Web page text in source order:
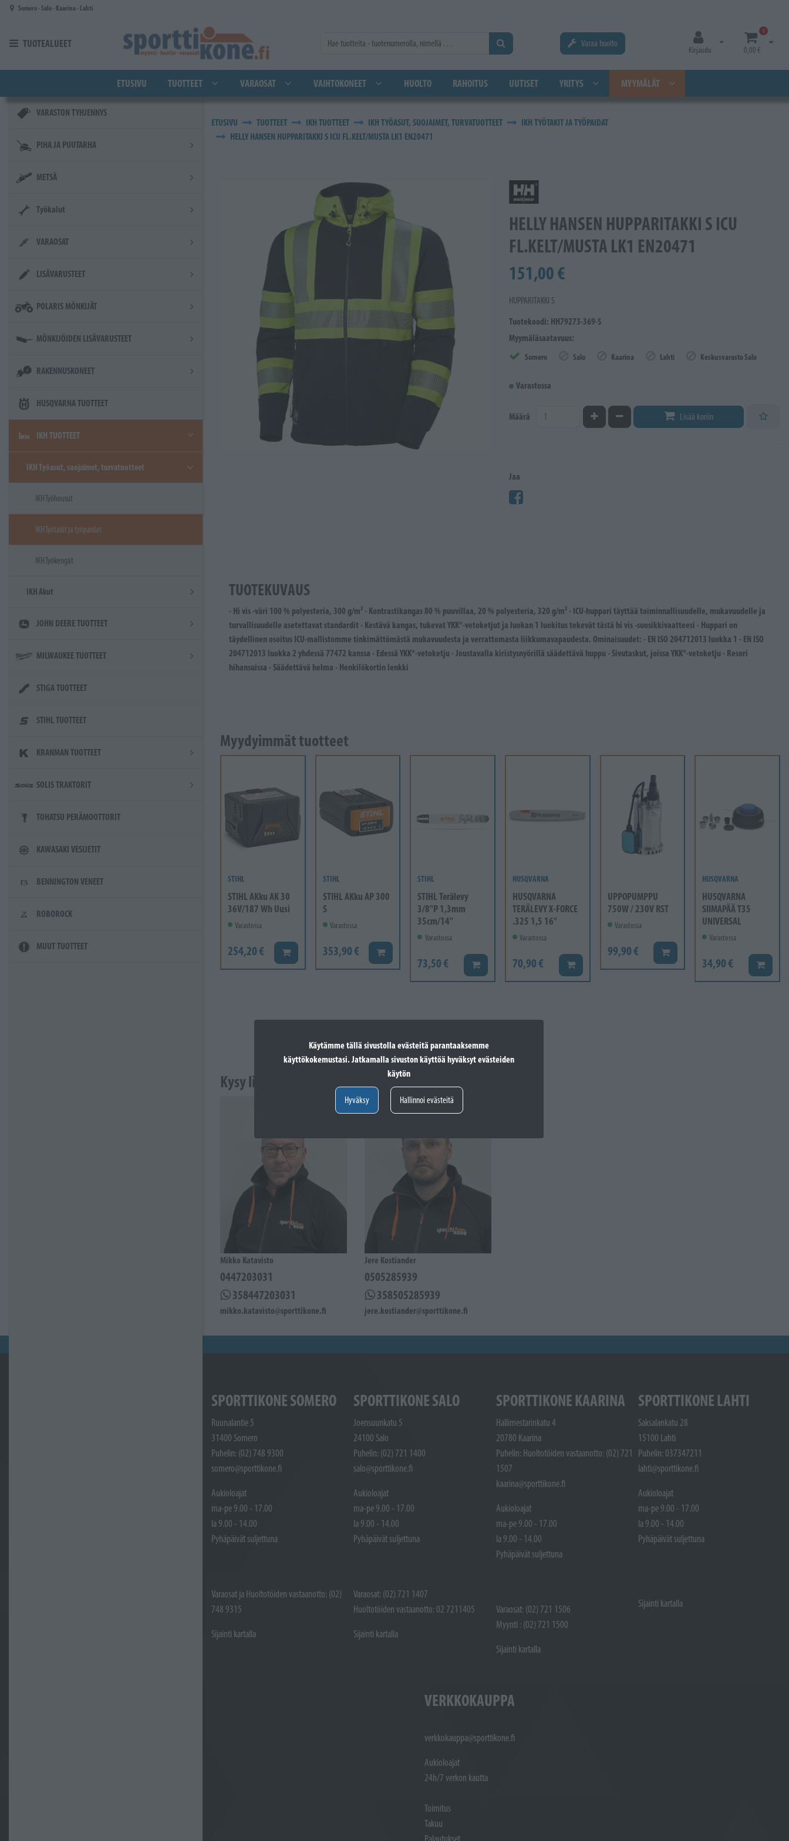
Käytämme tällä sivustolla evästeitä parantaaksemme
käyttökokemustasi. Jatkamalla sivuston käyttöä hyväksyt evästeiden
käytön
Hyväksy Hallinnoi evästeitä
Siirry pääsisältöön
Somero - Salo - Kaarina - Lahti
TUOTEALUEET Varaa huolto
Kirjaudu
Avaa kirjautuminen
0
0,00 €
Avaa
ETUSIVU TUOTTEET VARAOSAT VAIHTOKONEET HUOLTO RAHOITUS UUTISET YRITYS MYYMÄLÄT
VARASTON TYHJENNYS
PIHA JA PUUTARHA
METSÄ
Työkalut
VARAOSAT
LISÄVARUSTEET
POLARIS MÖNKIJÄT
MÖNKIJÖIDEN LISÄVARUSTEET
RAKENNUSKONEET
HUSQVARNA TUOTTEET
IKH TUOTTEET
IKH Työasut, suojaimet, turvatuotteet
IKH Työhousut
IKH Työtakit ja työpaidat
IKH Työkengät
IKH Akut
JOHN DEERE TUOTTEET
MILWAUKEE TUOTTEET
STIGA TUOTTEET
STIHL TUOTTEET
KRANMAN TUOTTEET
SOLIS TRAKTORIT
TOHATSU PERÄMOOTTORIT
KAWASAKI VESIJETIT
BENNINGTON VENEET
ROBOROCK
MUUT TUOTTEET
ETUSIVU TUOTTEET IKH TUOTTEET IKH TYÖASUT, SUOJAIMET, TURVATUOTTEET
IKH TYÖTAKIT JA TYÖPAIDAT
HELLY HANSEN HUPPARITAKKI S ICU FL.KELT/MUSTA LK1 EN20471
HELLY HANSEN HUPPARITAKKI S ICU
FL.KELT/MUSTA LK1 EN20471
151,00 €
HUPPARITAKKI S
Tuotekoodi: HH79273-369-S
Myymäläsaatavuus:
Somero Salo Kaarina Lahti Keskusvarasto Salo
Varastossa
Määrä Kasvata määrääVähennä määrää Lisää koriin
Jaa
TUOTEKUVAUS
- Hi vis -väri 100 % polyesteria, 300 g/m² - Kontrastikangas 80 % puuvillaa, 20 % polyesteria, 320 g/m² - ICU-huppari täyttää toiminnallisuudelle, mukavuudelle ja
turvallisuudelle asetettavat standardit - Kestävä kangas, tukevat YKK®-vetoketjut ja luokan 1 luokitus tekevät tästä hi vis -suosikkivaatteesi - Huppari on
täydellinen osoitus ICU-mallistomme tinkimättömästä mukavuudesta ja verrattomasta liikkumavapaudesta. Ominaisuudet: - EN ISO 204712013 luokka 1 - EN ISO
204712013 luokka 2 yhdessä 77472 kanssa - Edessä YKK®-vetoketju - Joustavalla kiristysnyörillä säädettävä huppu - Sivutaskut, joissa YKK®-vetoketju - Resori
hihansuissa - Säädettävä helma - Henkilökortin lenkki
Myydyimmät tuotteet
STIHL
STIHL AKku AK 30
36V/187 Wh Uusi
Varastossa
254,20 € Lisää koriin
STIHL
STIHL AKku AP 300
S
Varastossa
353,90 € Lisää koriin
STIHL
STIHL Terälevy
3/8"P 1,3mm
35cm/14"
Varastossa
73,50 € Lisää koriin
HUSQVARNA
HUSQVARNA
TERÄLEVY X-FORCE
.325 1,5 16"
Varastossa
70,90 € Lisää koriin
UPPOPUMPPU
750W / 230V RST
Varastossa
99,90 € Lisää koriin
HUSQVARNA
HUSQVARNA
SIIMAPÄÄ T35
UNIVERSAL
Varastossa
34,90 € Lisää
Kysy lisää
Mikko Katavisto
0447203031
358447203031
mikko.katavisto@sporttikone.fi
Jere Kostiander
0505285939
358505285939
jere.kostiander@sporttikone.fi
SPORTTIKONE SOMERO
Ruunalantie 5
31400 Somero
Puhelin: (02) 748 9300
somero@sporttikone.fi
Aukioloajat
ma-pe 9.00 - 17.00
la 9.00 - 14.00
Pyhäpäivät suljettuna
Varaosat ja Huoltotöiden vastaanotto: (02)
748 9315
Sijainti kartalla
SPORTTIKONE SALO
Joensuunkatu 5
24100 Salo
Puhelin: (02) 721 1400
salo@sporttikone.fi
Aukioloajat
ma-pe 9.00 - 17.00
la 9.00 - 14.00
Pyhäpäivät suljettuna
Varaosat: (02) 721 1407
Huoltotöiden vastaanotto: 02 7211405
Sijainti kartalla
SPORTTIKONE KAARINA
Hallimestarinkatu 4
20780 Kaarina
Puhelin: Huoltotöiden vastaanotto: (02) 721
1507
kaarina@sporttikone.fi
Aukioloajat
ma-pe 9.00 - 17.00
la 9.00 - 14.00
Pyhäpäivät suljettuna
Varaosat: (02) 721 1506
Myynti : (02) 721 1500
Sijainti kartalla
SPORTTIKONE LAHTI
Saksalankatu 28
15100 Lahti
Puhelin: 037347211
lahti@sporttikone.fi
Aukioloajat
ma-pe 9.00 - 17.00
la 9.00 - 14.00
Pyhäpäivät suljettuna
Sijainti kartalla
VERKKOKAUPPA
verkkokauppa@sporttikone.fi
Aukioloajat
24h/7 verkon kautta
Toimitus
Takuu